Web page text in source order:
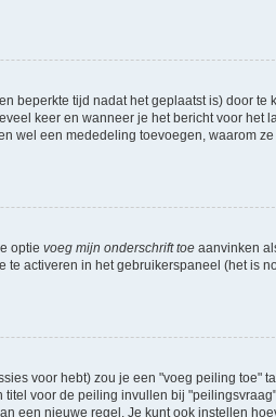
beperkte tijd nadat het geplaatst is) door te
keer en wanneer je het bericht voor het
wel een mededeling toevoegen, waarom
optie voeg mijn onderschrift toe aanvinken
activeren in het gebruikerspaneel (het is
voor hebt) zou je een "voeg peiling toe"
voor de peiling invullen bij
een nieuwe regel. Je kunt ook instellen